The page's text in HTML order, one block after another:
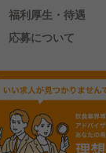
福利厚生・待遇
応募について